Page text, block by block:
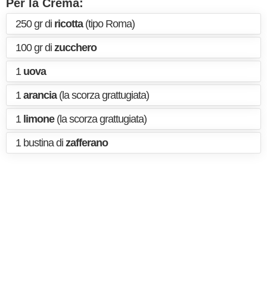
Per la Crema:
250 gr di ricotta(tipo Roma)
100 gr di zucchero
1 uova
1arancia(la scorza grattugiata)
1 limone(la scorza grattugiata)
1 bustina di zafferano